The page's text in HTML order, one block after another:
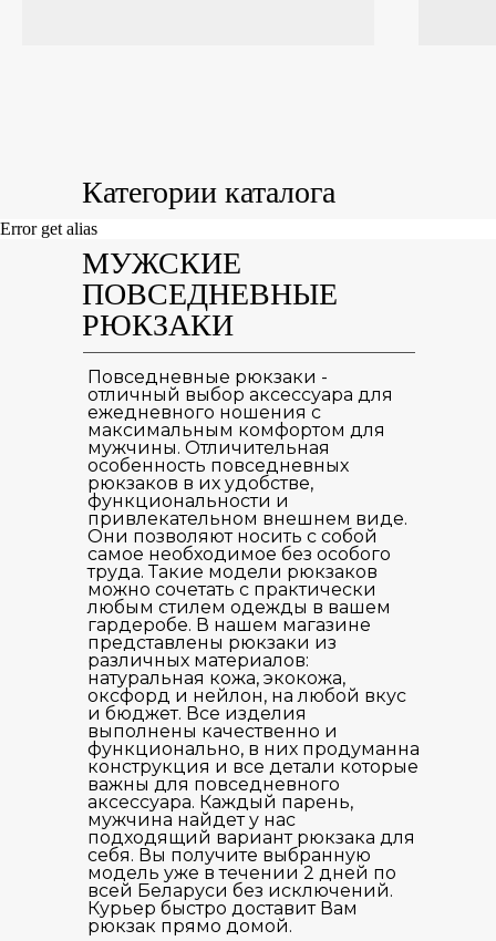
Категории каталога
Error get alias
Повседневные рюкзаки -
отличный выбор аксессуара для
ежедневного ношения с
максимальным комфортом для
мужчины. Отличительная
особенность повседневных
рюкзаков в их удобстве,
функциональности и
привлекательном внешнем виде.
Они позволяют носить с собой
самое необходимое без особого
труда. Такие модели рюкзаков
можно сочетать с практически
любым стилем одежды в вашем
гардеробе. В нашем магазине
представлены рюкзаки из
различных материалов:
натуральная кожа, экокожа,
оксфорд и нейлон, на любой вкус
и бюджет. Все изделия
выполнены качественно и
функционально, в них продуманна
конструкция и все детали которые
важны для повседневного
аксессуара. Каждый парень,
мужчина найдет у нас
подходящий вариант рюкзака для
себя. Вы получите выбранную
модель уже в течении 2 дней по
всей Беларуси без исключений.
Курьер быстро доставит Вам
рюкзак прямо домой.
МУЖСКИЕ
ПОВСЕДНЕВНЫЕ
РЮКЗАКИ